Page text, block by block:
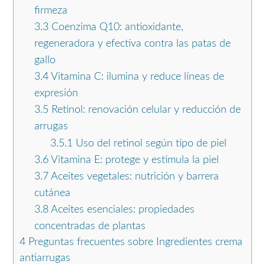
firmeza
3.3Coenzima Q10: antioxidante,
regeneradora y efectiva contra las patas de
gallo
3.4Vitamina C: ilumina y reduce líneas de
expresión
3.5 Retinol: renovación celular y reducción de
arrugas
3.5.1 Uso del retinol según tipo de piel
3.6Vitamina E: protege y estimula la piel
3.7Aceites vegetales: nutrición y barrera
cutánea
3.8Aceites esenciales: propiedades
concentradas de plantas
4 Preguntas frecuentes sobre Ingredientes crema
antiarrugas